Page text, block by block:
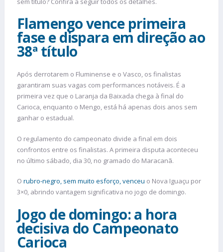
Flamengo vence primeira
fase e dispara em direção ao
38ª título
Após derrotarem o Fluminense e o Vasco, os finalistas
garantiram suas vagas com performances notáveis. É a
primeira vez que o Laranja da Baixada chega à final do
Carioca, enquanto o Mengo, está há apenas dois anos sem
ganhar o estadual.
O regulamento do campeonato divide a final em dois
confrontos entre os finalistas. A primeira disputa aconteceu
no último sábado, dia 30, no gramado do Maracanã.
O rubro-negro, sem muito esforço, venceu o Nova Iguaçu por
3×0, abrindo vantagem significativa no jogo de domingo.
Jogo de domingo: a hora
decisiva do Campeonato
Carioca